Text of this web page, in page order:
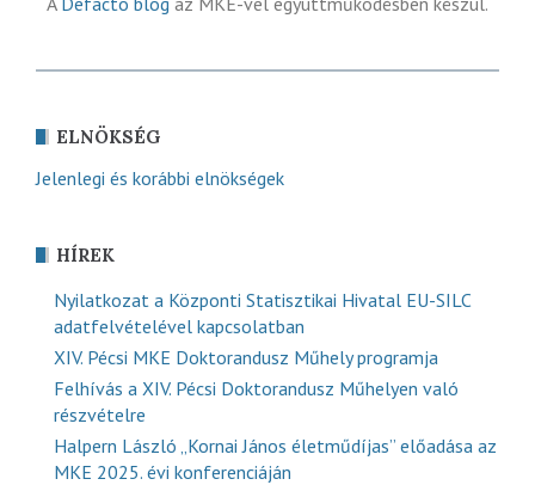
ELNÖKSÉG
Jelenlegi és korábbi elnökségek
HÍREK
Nyilatkozat a Központi Statisztikai Hivatal EU-SILC
adatfelvételével kapcsolatban
XIV. Pécsi MKE Doktorandusz Műhely programja
Felhívás a XIV. Pécsi Doktorandusz Műhelyen való
részvételre
Halpern László „Kornai János életműdíjas” előadása az
MKE 2025. évi konferenciáján